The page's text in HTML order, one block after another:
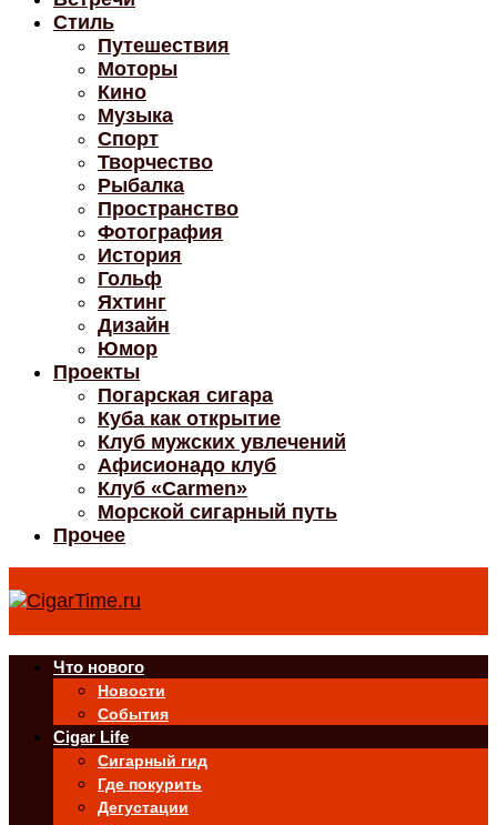
Стиль
Путешествия
Моторы
Кино
Музыка
Спорт
Творчество
Рыбалка
Пространство
Фотография
История
Гольф
Яхтинг
Дизайн
Юмор
Проекты
Погарская сигара
Куба как открытие
Клуб мужских увлечений
Афисионадо клуб
Клуб «Carmen»
Морской сигарный путь
Прочее
Что нового
Новости
События
Cigar Life
Сигарный гид
Где покурить
Дегустации